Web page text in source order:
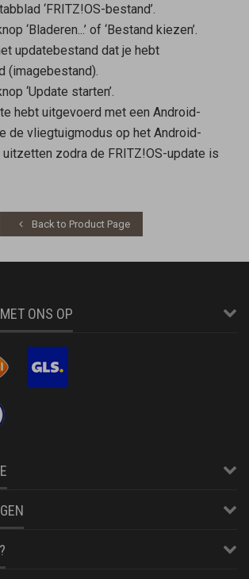
‘FRITZ!OS-bestand’.
‘Bladeren...’ of ‘Bestand kiezen’.
updatebestand dat je hebt
(imagebestand).
‘Update starten’.
hebt uitgevoerd met een Android-
de vliegtuigmodus op het Android-
uitzetten zodra de FRITZ!OS-update is
Back to Product Page
ONS OP